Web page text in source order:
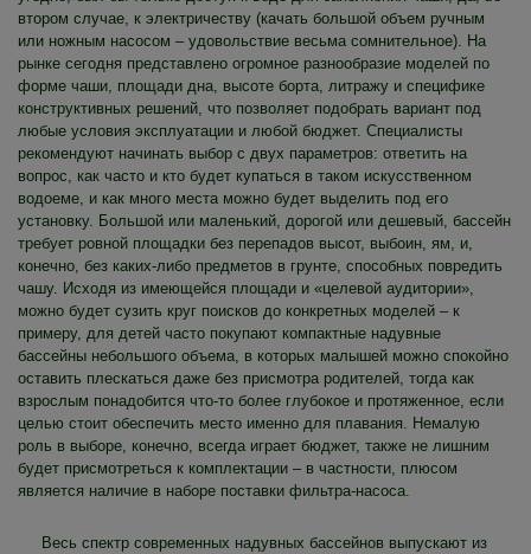
втором случае, к электричеству (качать большой объем ручным
или ножным насосом – удовольствие весьма сомнительное). На
рынке сегодня представлено огромное разнообразие моделей по
форме чаши, площади дна, высоте борта, литражу и специфике
конструктивных решений, что позволяет подобрать вариант под
любые условия эксплуатации и любой бюджет. Специалисты
рекомендуют начинать выбор с двух параметров: ответить на
вопрос, как часто и кто будет купаться в таком искусственном
водоеме, и как много места можно будет выделить под его
установку. Большой или маленький, дорогой или дешевый, бассейн
требует ровной площадки без перепадов высот, выбоин, ям, и,
конечно, без каких-либо предметов в грунте, способных повредить
чашу. Исходя из имеющейся площади и «целевой аудитории»,
можно будет сузить круг поисков до конкретных моделей – к
примеру, для детей часто покупают компактные надувные
бассейны небольшого объема, в которых малышей можно спокойно
оставить плескаться даже без присмотра родителей, тогда как
взрослым понадобится что-то более глубокое и протяженное, если
целью стоит обеспечить место именно для плавания. Немалую
роль в выборе, конечно, всегда играет бюджет, также не лишним
будет присмотреться к комплектации – в частности, плюсом
является наличие в наборе поставки фильтра-насоса.
Весь спектр современных надувных бассейнов выпускают из